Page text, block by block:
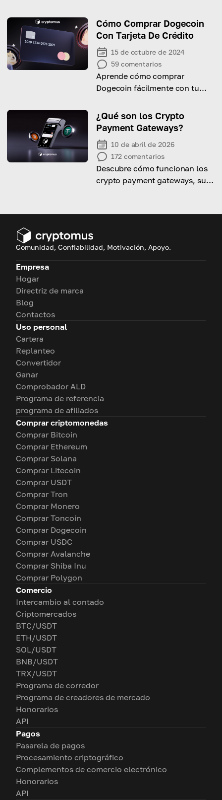
nuestra guía fácil de seguir.
Cómo Comprar Dogecoin
Con Tarjeta De Crédito
15 de octubre de 2024
59 comentarios
Aprende cómo comprar
Dogecoin fácilmente con tu
¿Qué son los Crypto
Payment Gateways?
10 de abril de 2026
172 comentarios
Descubre cómo funcionan los
crypto payment gateways, sus
Comunidad, Confiabilidad, Motivación, Apoyo.
Empresa
Hogar
Directriz de marca
Blog
Contactos
Uso personal
Cartera
Replanteo
Convertidor
Ganar
Comprobador ALD
Programa de referencia
programa de afiliados
Comprar criptomonedas
Comprar Bitcoin
Comprar Ethereum
Comprar Solana
Comprar Litecoin
Comprar USDT
Comprar Tron
Comprar Monero
Comprar Toncoin
Comprar Dogecoin
Comprar USDC
Comprar Avalanche
Comprar Shiba Inu
Comprar Polygon
Comercio
Intercambio al contado
Criptomercados
BTC/USDT
ETH/USDT
SOL/USDT
BNB/USDT
TRX/USDT
Programa de corredor
Programa de creadores de mercado
Honorarios
API
Pagos
Pasarela de pagos
Procesamiento criptográfico
Complementos de comercio electrónico
Honorarios
API